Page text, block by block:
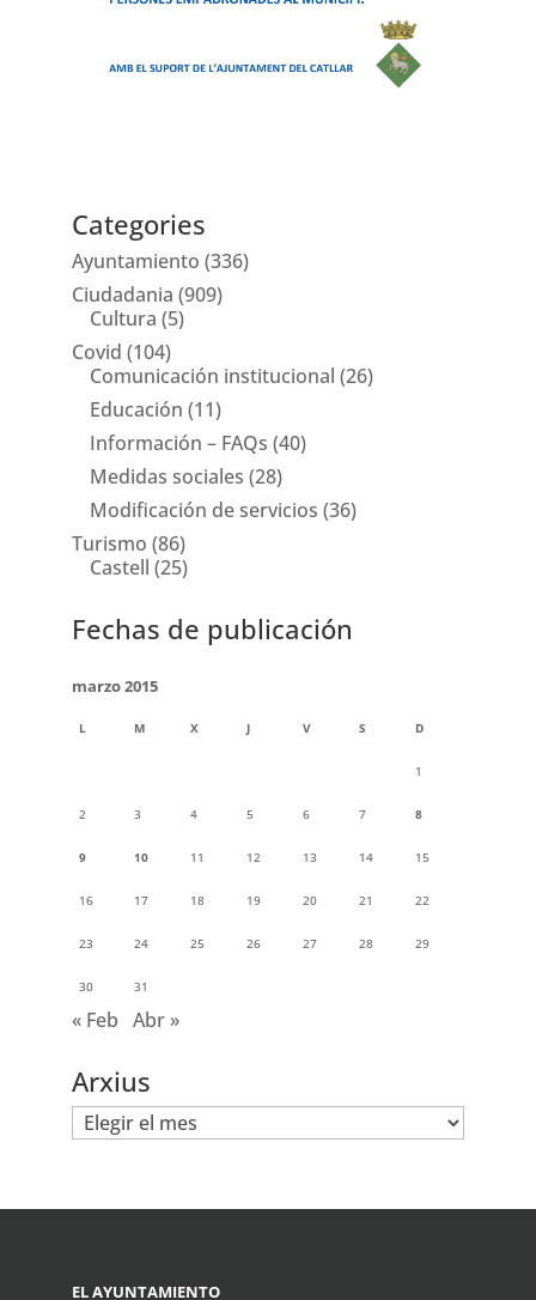
Categories
Ayuntamiento (336)
Ciudadania (909)
Cultura (5)
Covid (104)
Comunicación institucional (26)
Educación (11)
Información – FAQs (40)
Medidas sociales (28)
Modificación de servicios (36)
Turismo (86)
Castell (25)
Fechas de publicación
marzo 2015
L M X J V S D
1
2 3 4 5 6 7 8
9 10 11 12 13 14 15
16 17 18 19 20 21 22
23 24 25 26 27 28 29
30 31
« Feb Abr »
Arxius
Arxius
EL AYUNTAMIENTO